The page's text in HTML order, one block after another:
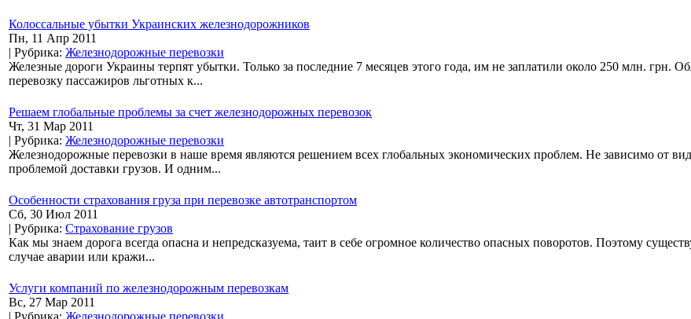
Колоссальные убытки Украинских железнодорожников
Пн, 11 Апр 2011
| Рубрика: Железнодорожные перевозки
Железные дороги Украины терпят убытки. Только за последние 7 месяцев этого года, им не заплатили около 250 млн. грн.
перевозку пассажиров льготных к...
Решаем глобальные проблемы за счет железнодорожных перевозок
Чт, 31 Мар 2011
| Рубрика: Железнодорожные перевозки
Железнодорожные перевозки в наше время являются решением всех глобальных экономических проблем. Не зависимо от
проблемой доставки грузов. И одним...
Особенности страхования груза при перевозке автотранспортом
Сб, 30 Июл 2011
| Рубрика: Страхование грузов
Как мы знаем дорога всегда опасна и непредсказуема, таит в себе огромное количество опасных поворотов. Поэтому
случае аварии или кражи...
Услуги компаний по железнодорожным перевозкам
Вс, 27 Мар 2011
| Рубрика: Железнодорожные перевозки